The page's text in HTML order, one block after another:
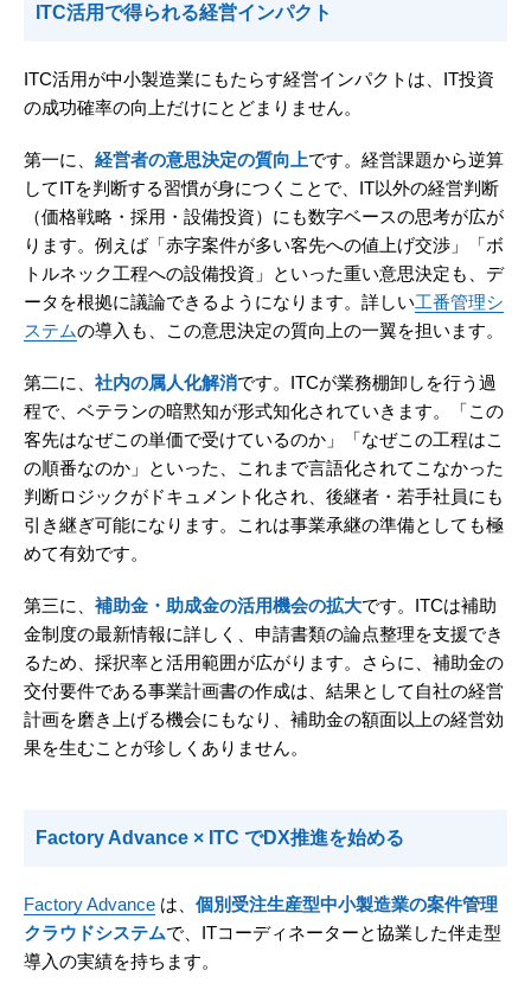
ITC活用で得られる経営インパクト
ITC活用が中小製造業にもたらす経営インパクトは、IT投資
の成功確率の向上だけにとどまりません。
第一に、 経営者の意思決定の質向上です。経営課題から逆算
してITを判断する習慣が身につくことで、IT以外の経営判断
（価格戦略・採用・設備投資）にも数字ベースの思考が広が
ります。例えば「赤字案件が多い客先への値上げ交渉」「ボ
トルネック工程への設備投資」といった重い意思決定も、デ
ータを根拠に議論できるようになります。詳しい工番管理シ
ステムの導入も、この意思決定の質向上の一翼を担います。
第二に、 社内の属人化解消です。ITCが業務棚卸しを行う過
程で、ベテランの暗黙知が形式知化されていきます。「この
客先はなぜこの単価で受けているのか」「なぜこの工程はこ
の順番なのか」といった、これまで言語化されてこなかった
判断ロジックがドキュメント化され、後継者・若手社員にも
引き継ぎ可能になります。これは事業承継の準備としても極
めて有効です。
第三に、 補助金・助成金の活用機会の拡大です。ITCは補助
金制度の最新情報に詳しく、申請書類の論点整理を支援でき
るため、採択率と活用範囲が広がります。さらに、補助金の
交付要件である事業計画書の作成は、結果として自社の経営
計画を磨き上げる機会にもなり、補助金の額面以上の経営効
果を生むことが珍しくありません。
Factory Advance × ITC でDX推進を始める
Factory Advance は、 個別受注生産型中小製造業の案件管理
クラウドシステムで、ITコーディネーターと協業した伴走型
導入の実績を持ちます。